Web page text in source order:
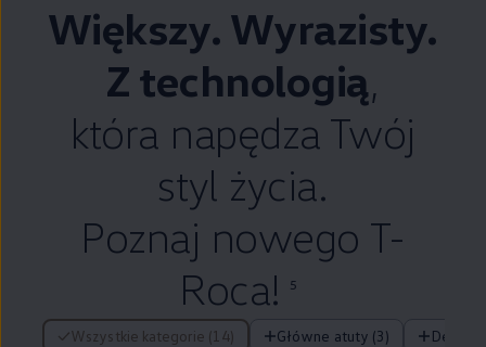
Większy. Wyrazisty.
Z technologią,
która napędza Twój
styl życia.
Poznaj nowego T-
Roca!
5
Wszystkie kategorie (14) Główne atuty (3) Design
14 z 14 elementów